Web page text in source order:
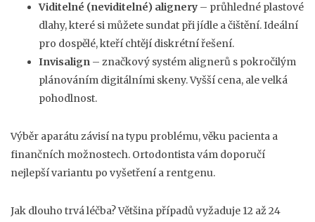
Viditelné (neviditelné) alignery – průhledné plastové
dlahy, které si můžete sundat při jídle a čištění. Ideální
pro dospělé, kteří chtějí diskrétní řešení.
Invisalign – značkový systém alignerů s pokročilým
plánováním digitálními skeny. Vyšší cena, ale velká
pohodlnost.
Výběr aparátu závisí na typu problému, věku pacienta a
finančních možnostech. Ortodontista vám doporučí
nejlepší variantu po vyšetření a rentgenu.
Jak dlouho trvá léčba? Většina případů vyžaduje 12 až 24